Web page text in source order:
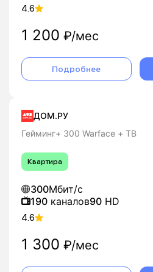
4.6
1 200 ₽/мес
Подробнее
ДОМ.РУ
Гейминг+ 300 Warface + ТВ
Квартира
300Мбит/с
190 каналов90 HD
4.6
1 300 ₽/мес